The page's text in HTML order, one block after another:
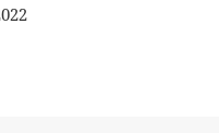
】AnimGraph をいちから